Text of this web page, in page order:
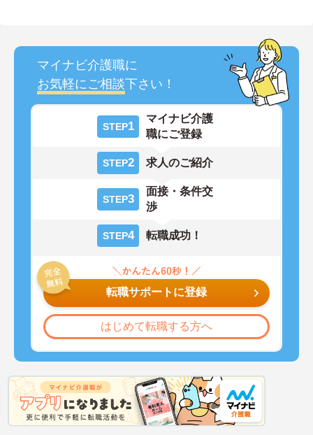
マイナビ介護職に
お気軽にご相談下さい！
STEP1
マイナビ介護
職にご登録
STEP2 求人のご紹介
STEP3
面接・条件交
渉
STEP4 転職成功！
転職サポートに登録
はじめて転職する方へ